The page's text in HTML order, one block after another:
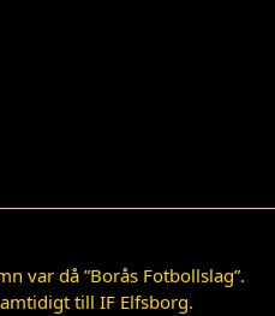
var då ”Borås Fotbollslag”.
till IF Elfsborg.